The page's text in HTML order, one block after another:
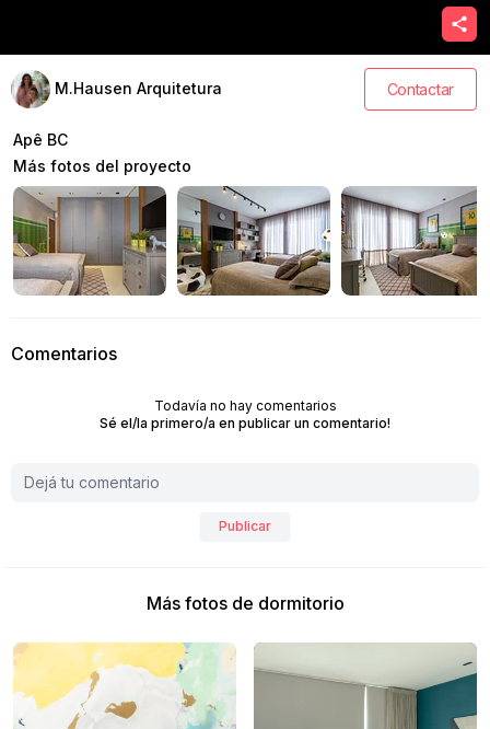
M.Hausen Arquitetura Contactar
Apê BC
Más fotos del proyecto
Comentarios
Todavía no hay comentarios
Sé el/la primero/a en publicar un comentario!
Publicar
Más fotos de dormitorio